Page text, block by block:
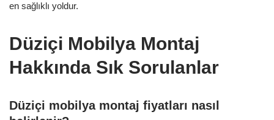
en sağlıklı yoldur.
Düziçi Mobilya Montaj
Hakkında Sık Sorulanlar
Düziçi mobilya montaj fiyatları nasıl